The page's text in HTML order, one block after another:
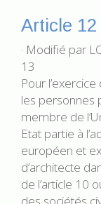
Article 12
· Modifié par
13
Pour
les personnes
membre de
Etat partie à
européen et
d’architecte
de l’article 10